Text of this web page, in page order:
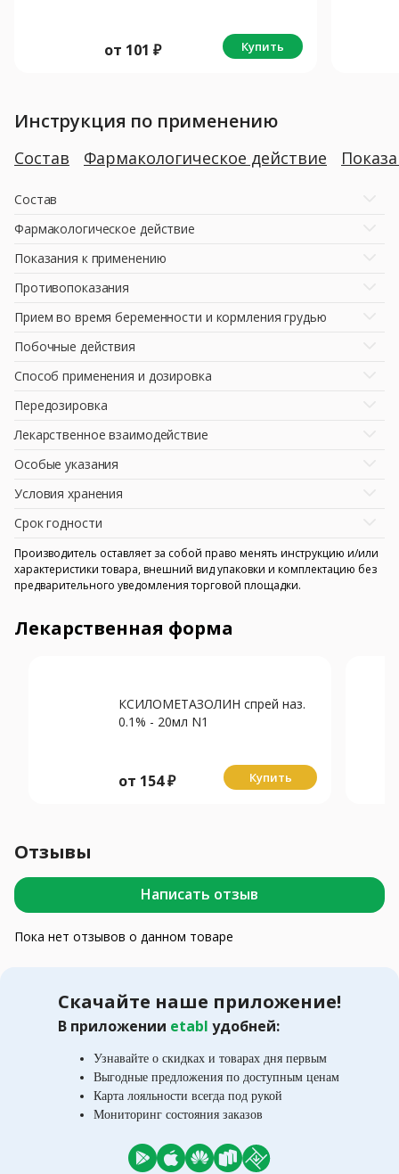
от 101 ₽ Купить
Инструкция по применению
Состав Фармакологическое действие
Состав
Фармакологическое действие
Показания к применению
Противопоказания
Прием во время беременности и кормления грудью
Побочные действия
Способ применения и дозировка
Передозировка
Лекарственное взаимодействие
Особые указания
Условия хранения
Срок годности
Производитель оставляет за собой право менять инструкцию и/или
характеристики товара, внешний вид упаковки и комплектацию без
предварительного уведомления торговой площадки.
Лекарственная форма
КСИЛОМЕТАЗОЛИН спрей наз.
0.1% - 20мл N1
от 154₽ Купить
Отзывы
Написать отзыв
Пока нет отзывов о данном товаре
Скачайте наше приложение!
В приложении etabl удобней:
Узнавайте о скидках и товарах дня первым
Выгодные предложения по доступным ценам
Карта лояльности всегда под рукой
Мониторинг состояния заказов